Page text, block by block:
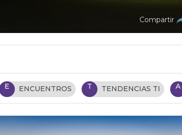
Compartir
E ENCUENTROS T TENDENCIAS TI A